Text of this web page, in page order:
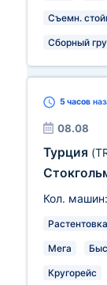
Съемн.
Сборный
5 часов
08.08
Турция
Кол. машин:
Растентовка
Мега
Кругорейс